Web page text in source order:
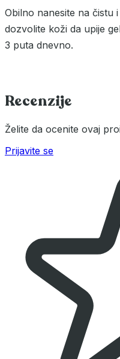
Obilno nanesite na čistu
dozvolite koži da upije
3 puta dnevno.
Recenzije
Želite da ocenite ovaj
Prijavite se